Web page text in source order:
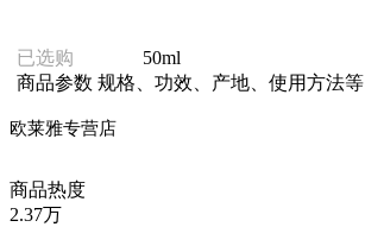
已选购
50ml
商品参数 规格、功效、产地、使用方法等
欧莱雅专营店
商品热度
2.37万